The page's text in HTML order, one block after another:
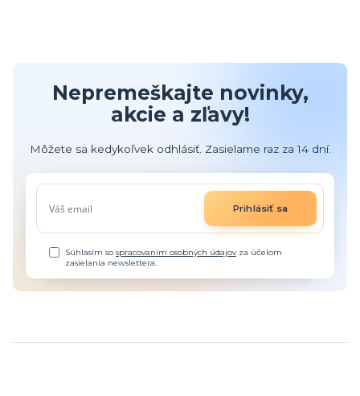
Nepremeškajte novinky,
akcie a zľavy!
Môžete sa kedykoľvek odhlásiť. Zasielame raz za 14 dní.
Prihlásiť sa
Súhlasím sospracovaním osobných údajovza účelom
zasielania newslettera.